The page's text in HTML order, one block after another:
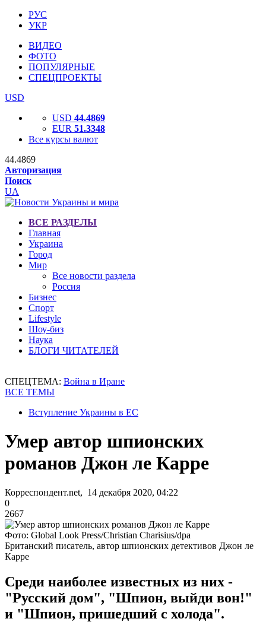
РУС
УКР
ВИДЕО
ФОТО
ПОПУЛЯРНЫЕ
СПЕЦПРОЕКТЫ
USD
USD 44.4869
EUR 51.3348
Все курсы валют
44.4869
Авторизация
Поиск
UA
ВСЕ РАЗДЕЛЫ
Главная
Украина
Город
Мир
Все новости раздела
Россия
Бизнес
Спорт
Lifestyle
Шоу-биз
Наука
БЛОГИ ЧИТАТЕЛЕЙ
СПЕЦТЕМА: Война в Иране
ВСЕ ТЕМЫ
Вступление Украины в ЕС
Умер автор шпионских
романов Джон ле Карре
Корреспондент.net, 14 декабря 2020, 04:22
0
2667
Фото: Global Look Press/Christian Charisius/dpa
Британский писатель, автор шпионских детективов Джон ле
Карре
Среди наиболее известных из них -
"Русский дом", "Шпион, выйди вон!"
и "Шпион, пришедший с холода".